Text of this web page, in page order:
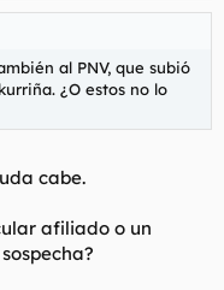
al PNV, que subió
¿O estos no lo
cabe.
afiliado o un